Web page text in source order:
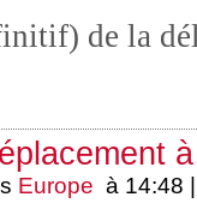
de la
Europe à 14:48